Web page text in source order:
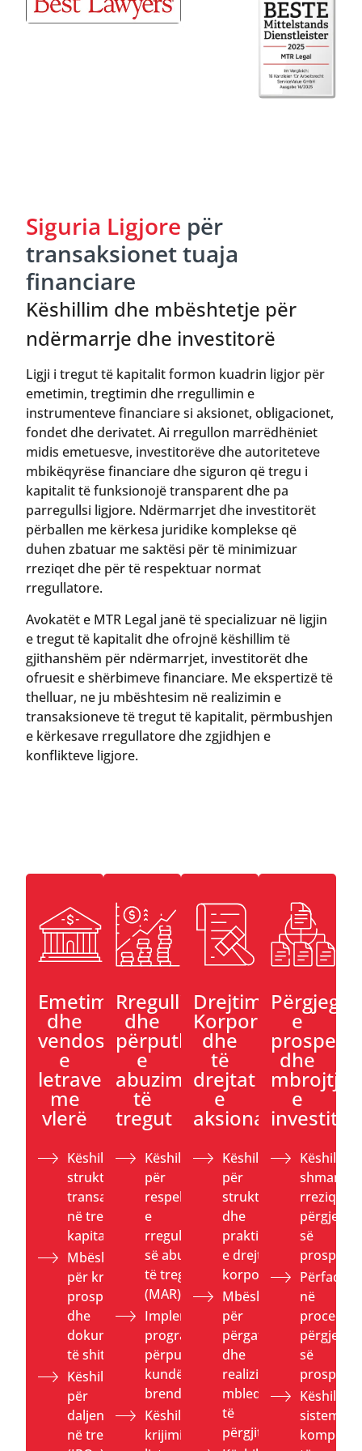
Siguria Ligjore për
transaksionet tuaja
financiare
Këshillim dhe mbështetje për
ndërmarrje dhe investitorë
Ligji i tregut të kapitalit formon kuadrin ligjor për
emetimin, tregtimin dhe rregullimin e
instrumenteve financiare si aksionet, obligacionet,
fondet dhe derivatet. Ai rregullon marrëdhëniet
midis emetuesve, investitorëve dhe autoriteteve
mbikëqyrëse financiare dhe siguron që tregu i
kapitalit të funksionojë transparent dhe pa
parregullsi ligjore. Ndërmarrjet dhe investitorët
përballen me kërkesa juridike komplekse që
duhen zbatuar me saktësi për të minimizuar
rreziqet dhe për të respektuar normat
rregullatore.
Avokatët e MTR Legal janë të specializuar në ligjin
e tregut të kapitalit dhe ofrojnë këshillim të
gjithanshëm për ndërmarrjet, investitorët dhe
ofruesit e shërbimeve financiare. Me ekspertizë të
thelluar, ne ju mbështesim në realizimin e
transaksioneve të tregut të kapitalit, përmbushjen
e kërkesave rregullatore dhe zgjidhjen e
konflikteve ligjore.
Emetimi
dhe
vendosja
e
letrave
me
vlerë
Këshillim për
strukturimin e
transaksioneve
në tregun e
kapitalit
Mbështetje
për krijimin e
prospektëve
dhe
dokumenteve
të shitjes
Këshillim
për
daljen
në treg
Rregullimi
dhe
përputhshmëria
e
abuzimit
të
tregut
Këshillim
për
respektimin
e
rregullores
së abuzimit
të tregut
(MAR)
Implementimi i
programeve të
përputhshmërisë
kundër tregtisë
brenda
Këshillim për
krijimin e
Drejtimi
Korporativ
dhe
të
drejtat
e
aksionarëve
Këshillim
për
strukturat
dhe
praktikat
e drejtimit
korporativ
Mbështetje
për
përgatitjen
dhe
realizimin e
mbledhjeve
të
përgjithshme
e
dhe
mbrojtja
e
Këshillim
rreziqeve
së
në
së
Këshillim
sistemet